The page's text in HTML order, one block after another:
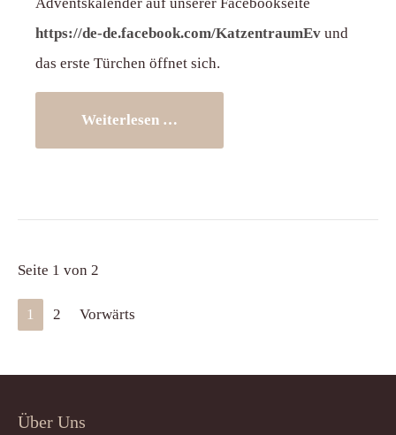
Adventskalender auf unserer Facebookseite
https://de-de.facebook.com/KatzentraumEv und
das erste Türchen öffnet sich.
Weiterlesen …
Seite 1 von 2
1 2 Vorwärts
Über Uns